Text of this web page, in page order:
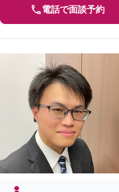
電話で面談予約